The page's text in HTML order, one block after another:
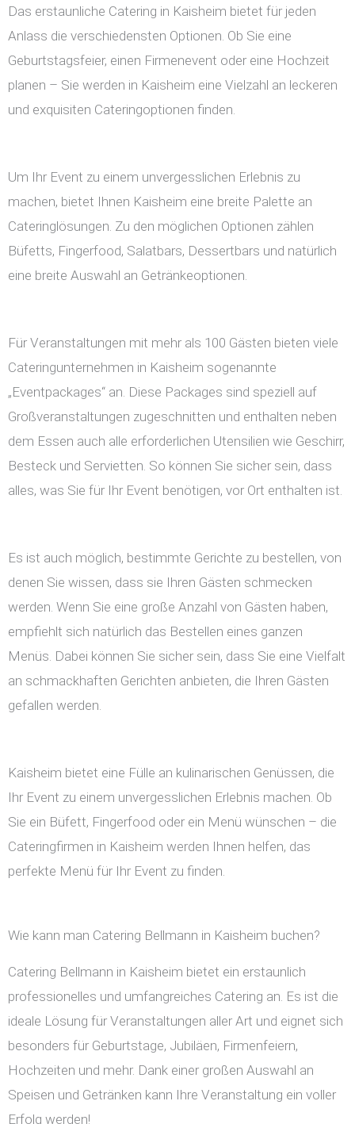
Das erstaunliche Catering in Kaisheim bietet für jeden
Anlass die verschiedensten Optionen. Ob Sie eine
Geburtstagsfeier, einen Firmenevent oder eine Hochzeit
planen – Sie werden in Kaisheim eine Vielzahl an leckeren
und exquisiten Cateringoptionen finden.
Um Ihr Event zu einem unvergesslichen Erlebnis zu
machen, bietet Ihnen Kaisheim eine breite Palette an
Cateringlösungen. Zu den möglichen Optionen zählen
Büfetts, Fingerfood, Salatbars, Dessertbars und natürlich
eine breite Auswahl an Getränkeoptionen.
Für Veranstaltungen mit mehr als 100 Gästen bieten viele
Cateringunternehmen in Kaisheim sogenannte
„Eventpackages“ an. Diese Packages sind speziell auf
Großveranstaltungen zugeschnitten und enthalten neben
dem Essen auch alle erforderlichen Utensilien wie Geschirr,
Besteck und Servietten. So können Sie sicher sein, dass
alles, was Sie für Ihr Event benötigen, vor Ort enthalten ist.
Es ist auch möglich, bestimmte Gerichte zu bestellen, von
denen Sie wissen, dass sie Ihren Gästen schmecken
werden. Wenn Sie eine große Anzahl von Gästen haben,
empfiehlt sich natürlich das Bestellen eines ganzen
Menüs. Dabei können Sie sicher sein, dass Sie eine Vielfalt
an schmackhaften Gerichten anbieten, die Ihren Gästen
gefallen werden.
Kaisheim bietet eine Fülle an kulinarischen Genüssen, die
Ihr Event zu einem unvergesslichen Erlebnis machen. Ob
Sie ein Büfett, Fingerfood oder ein Menü wünschen – die
Cateringfirmen in Kaisheim werden Ihnen helfen, das
perfekte Menü für Ihr Event zu finden.
Wie kann man Catering Bellmann in Kaisheim buchen?
Catering Bellmann in Kaisheim bietet ein erstaunlich
professionelles und umfangreiches Catering an. Es ist die
ideale Lösung für Veranstaltungen aller Art und eignet sich
besonders für Geburtstage, Jubiläen, Firmenfeiern,
Hochzeiten und mehr. Dank einer großen Auswahl an
Speisen und Getränken kann Ihre Veranstaltung ein voller
Erfolg werden!